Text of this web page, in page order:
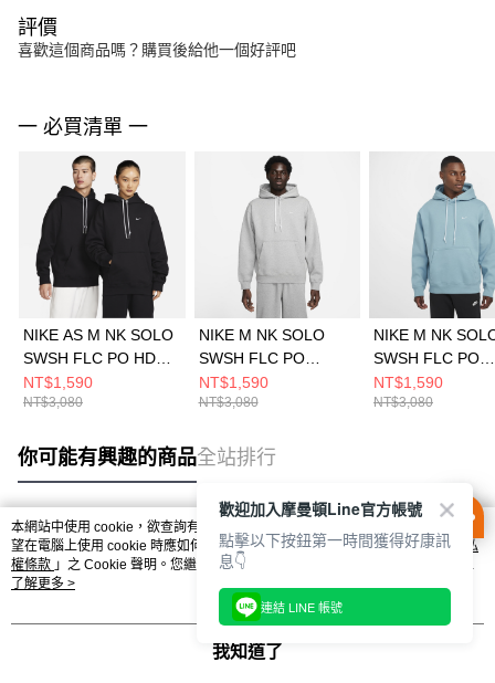
評價
喜歡這個商品嗎？購買後給他一個好評吧
一 必買清單 一
NIKE AS M NK SOLO
SWSH FLC PO HDY
男 連帽上衣
DX1356010
NT$1,590
NT$3,080
NIKE M NK SOLO
SWSH FLC PO
HOODIE 男 連帽上衣
DX1355063
NT$1,590
NT$3,080
NIKE M NK
SWSH FLC PO
HOODIE 男 連帽
DX1355464
NT$1,590
NT$3,080
你可能有興趣的商品全站排行
熱門標籤
本網站中使用 cookie，欲查詢有關本網站使用 cookie 方式之詳情，及若您不希
望在電腦上使用 cookie 時應如何變更電腦的 cookie 設定，請參閱本網站「
隱私
權條款 」之 Cookie 聲明。您繼續使用本網站即表示您同意本公司得按本網站使
用條款之 Cookie 聲明使用 cookie。
了解更多 >
我知道了
歡迎加入摩曼頓Line官方帳號
點擊以下按鈕第一時間獲得好康訊
息👇
連結 LINE 帳號